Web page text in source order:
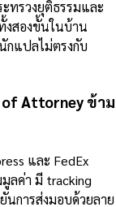
ทรวงยุติธรรมและ
งสองขั้นในบ้าน
กแปลไม่ตรงกับ
of Attorney ข้าม
และ FedEx
ลค่า มี tracking
การส่งมอบด้วยลาย